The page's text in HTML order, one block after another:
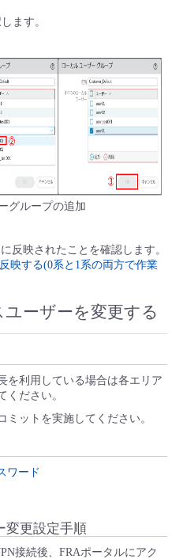
ます。
グループの追加
反映されたことを確認します。
反映する(0系と1系の両方で作業
ーザーを変更する
を利用している場合は各エリア
ください。
ミットを実施してください。
ワード
変更設定手順
接続後、FRAポータルにアク